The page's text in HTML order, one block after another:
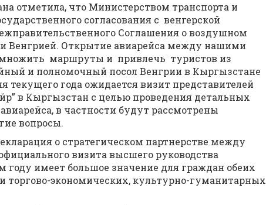
отметила, что Министерством транспорта и
согласования с венгерской
Соглашения о воздушном
Венгрией. Открытие авиарейса между нашими
маршруты и привлечь туристов из
и полномочный посол Венгрии в Кыргызстане
текущего года ожидается визит представителей
в Кыргызстан с целью проведения детальных
в частности будут рассмотрены
вопросы.
о стратегическом партнерстве между
визита высшего руководства
имеет большое значение для граждан обеих
торгово-экономических, культурно-гуманитарных